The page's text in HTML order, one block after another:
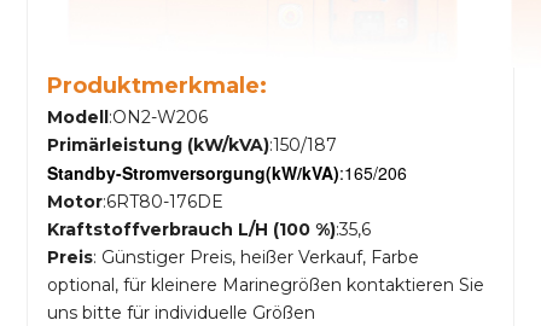
Produktmerkmale:
Modell:ON2-W206
Primärleistung (kW/kVA):150/187
Standby-Stromversorgung(kW/kVA):165/206
Motor:6RT80-176DE
Kraftstoffverbrauch L/H (100 %):35,6
Preis: Günstiger Preis, heißer Verkauf, Farbe
optional, für kleinere Marinegrößen kontaktieren Sie
uns bitte für individuelle Größen